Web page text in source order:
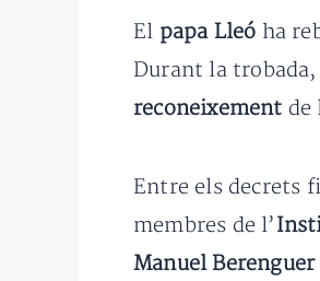
El papa Lleó ha
Durant la
reconeixement de
Entre els decrets
membres de l’
Manuel